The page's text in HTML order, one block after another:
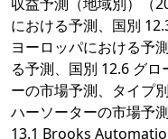
における予測、国別
ヨーロッパにおける予
る予測、国別 12.6 グ
ーの市場予測、タイプ
ハーソーターの市場予
13.1 Brooks